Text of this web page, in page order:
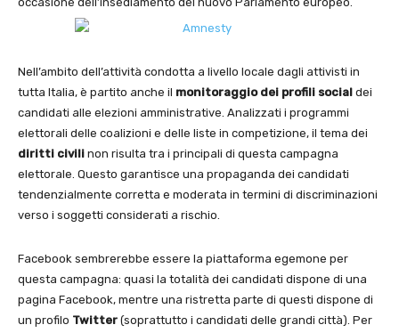
Nell’ambito dell’attività condotta a livello locale dagli attivisti in
tutta Italia, è partito anche il monitoraggio dei profili social dei
candidati alle elezioni amministrative. Analizzati i programmi
elettorali delle coalizioni e delle liste in competizione, il tema dei
diritti civili non risulta tra i principali di questa campagna
elettorale. Questo garantisce una propaganda dei candidati
tendenzialmente corretta e moderata in termini di discriminazioni
verso i soggetti considerati a rischio.
Facebook sembrerebbe essere la piattaforma egemone per
questa campagna: quasi la totalità dei candidati dispone di una
pagina Facebook, mentre una ristretta parte di questi dispone di
un profilo Twitter (soprattutto i candidati delle grandi città). Per